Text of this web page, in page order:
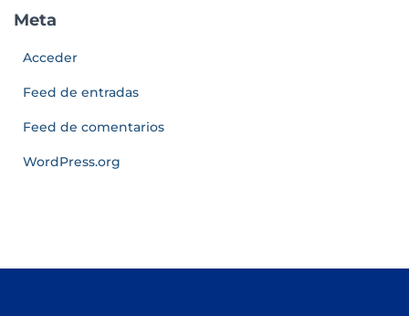
Meta
Acceder
Feed de entradas
Feed de comentarios
WordPress.org